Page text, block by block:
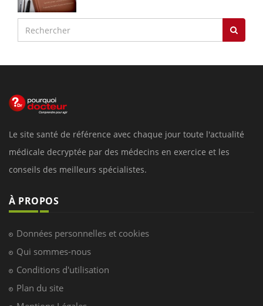
Le site santé de référence avec chaque jour toute l'actualité
médicale decryptée par des médecins en exercice et les
conseils des meilleurs spécialistes.
À PROPOS
Données personnelles et cookies
Qui sommes-nous
Conditions d'utilisation
Plan du site